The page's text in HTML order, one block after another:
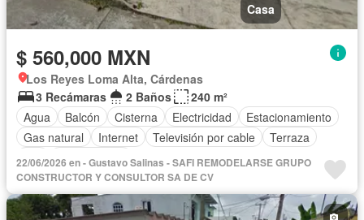
Casa
$ 560,000 MXN
Los Reyes Loma Alta, Cárdenas
3 Recámaras
2 Baños
240 m²
Agua
Balcón Cisterna Electricidad
Estacionamiento
Gas natural
Internet Televisión por cable
Terraza
Wifi
Sin amueblar
22/06/2026 en - Gustavo Salinas - SAFI REMODELARSE GRUPO
CONSTRUCTOR Y CONSULTOR SA DE CV